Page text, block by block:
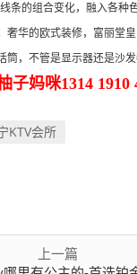
条的组合变化，融入各种
奢华的欧式装修，富丽堂
筒，不管是显示器还是沙
子妈咪1314 1910
KTV会所
上一篇